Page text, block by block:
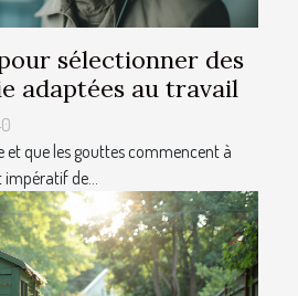
sélectionner des
adaptées au travail
et que les gouttes commencent à
impératif de...